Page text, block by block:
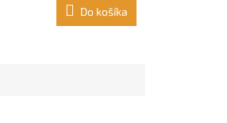
Do košíka